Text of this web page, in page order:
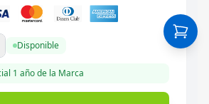
Disponible
1 añode la Marca